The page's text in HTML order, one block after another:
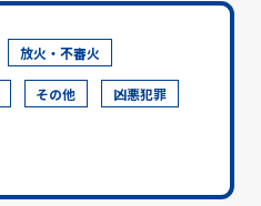
放火・不審火
その他 凶悪犯罪